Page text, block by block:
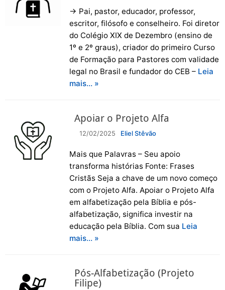
→ Pai, pastor, educador, professor,
escritor, filósofo e conselheiro. Foi diretor
do Colégio XIX de Dezembro (ensino de
1º e 2º graus), criador do primeiro Curso
de Formação para Pastores com validade
legal no Brasil e fundador do CEB – Leia
mais… »
Apoiar o Projeto Alfa
12/02/2025 Eliel Stêvão
Mais que Palavras – Seu apoio
transforma histórias Fonte: Frases
Cristãs Seja a chave de um novo começo
com o Projeto Alfa. Apoiar o Projeto Alfa
em alfabetização pela Bíblia e pós-
alfabetização, significa investir na
educação pela Bíblia. Com sua Leia
mais… »
Pós-Alfabetização (Projeto
Filipe)